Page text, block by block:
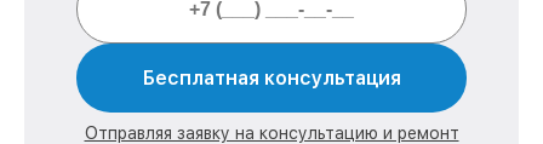
Бесплатная консультация
Отправляя заявку на консультацию и ремонт